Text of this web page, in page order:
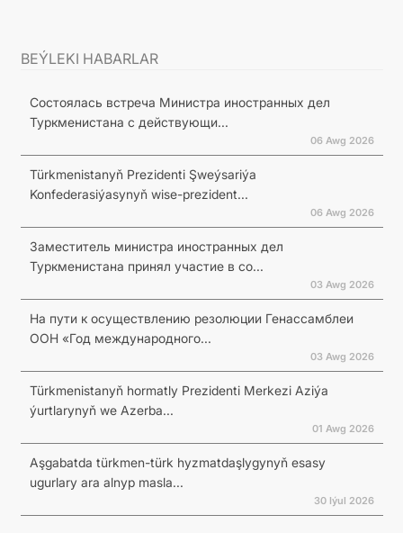
BEÝLEKI HABARLAR
Состоялась встреча Министра иностранных дел
Туркменистана с действующи...
06 Awg 2026
Türkmenistanyň Prezidenti Şweýsariýa
Konfederasiýasynyň wise-prezident...
06 Awg 2026
Заместитель министра иностранных дел
Туркменистана принял участие в со...
03 Awg 2026
На пути к осуществлению резолюции Генассамблеи
ООН «Год международного...
03 Awg 2026
Türkmenistanyň hormatly Prezidenti Merkezi Aziýa
ýurtlarynyň we Azerba...
01 Awg 2026
Aşgabatda türkmen-türk hyzmatdaşlygynyň esasy
ugurlary ara alnyp masla...
30 Iýul 2026